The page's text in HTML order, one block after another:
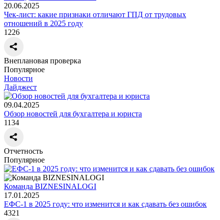
20.06.2025
Чек-лист: какие признаки отличают ГПД от трудовых
отношений в 2025 году
1226
Внеплановая проверка
Популярное
Новости
Дайджест
09.04.2025
Обзор новостей для бухгалтера и юриста
1134
Отчетность
Популярное
Команда BIZNESINALOGI
17.01.2025
ЕФС-1 в 2025 году: что изменится и как сдавать без ошибок
4321